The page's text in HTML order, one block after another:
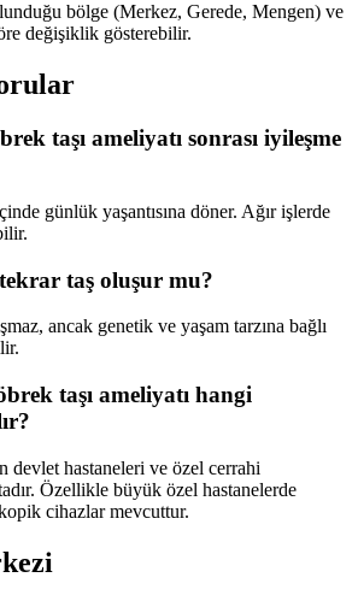
bölge (Merkez, Gerede, Mengen) ve
değişiklik gösterebilir.
taşı ameliyatı sonrası iyileşme
günlük yaşantısına döner. Ağır işlerde
taş oluşur mu?
ancak genetik ve yaşam tarzına bağlı
taşı ameliyatı hangi
devlet hastaneleri ve özel cerrahi
Özellikle büyük özel hastanelerde
cihazlar mevcuttur.